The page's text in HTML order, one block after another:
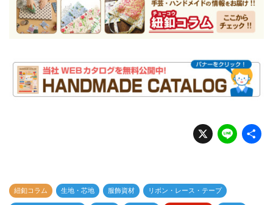
X Li
n
紐釦コラム 生地・芯地 服飾資材 リボン・レース・テープ